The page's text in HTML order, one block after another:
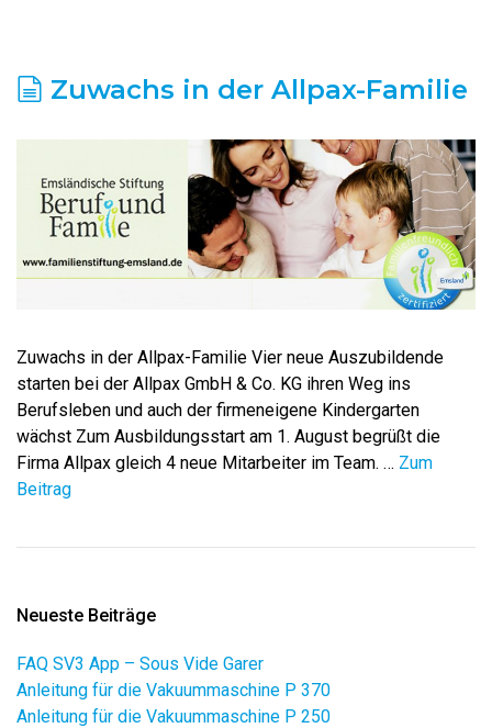
Zuwachs in der Allpax-Familie
Zuwachs in der Allpax-Familie Vier neue Auszubildende
starten bei der Allpax GmbH & Co. KG ihren Weg ins
Berufsleben und auch der firmeneigene Kindergarten
wächst Zum Ausbildungsstart am 1. August begrüßt die
Firma Allpax gleich 4 neue Mitarbeiter im Team. … Zum
Beitrag
Neueste Beiträge
FAQ SV3 App – Sous Vide Garer
Anleitung für die Vakuummaschine P 370
Anleitung für die Vakuummaschine P 250